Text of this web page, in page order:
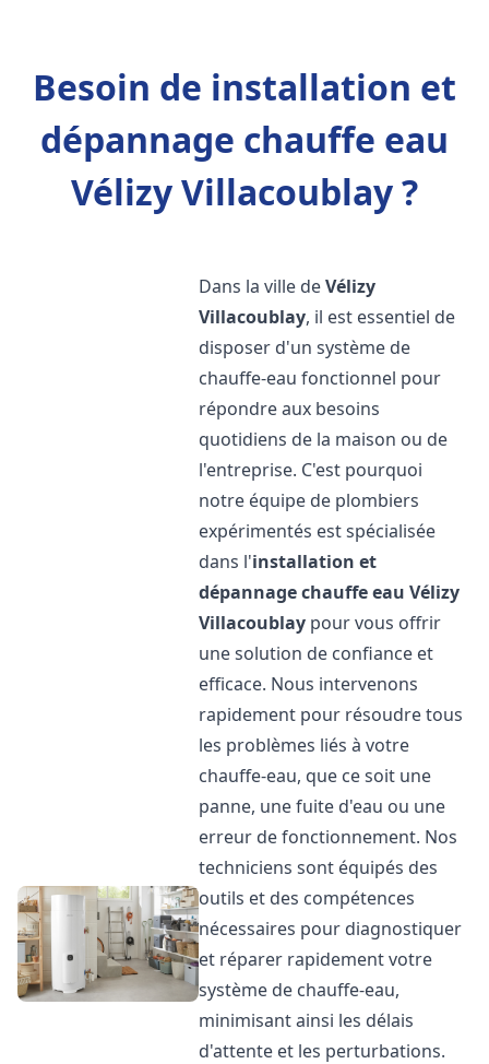
Besoin de installation et
dépannage chauffe eau
Vélizy Villacoublay ?
Dans la ville deVélizy
Villacoublay, il est essentiel de
disposer d'un système de
chauffe-eau fonctionnel pour
répondre aux besoins
quotidiens de la maison ou de
l'entreprise. C'est pourquoi
notre équipe de plombiers
expérimentés est spécialisée
dans l'installation et
dépannage chauffe eau Vélizy
Villacoublay pour vous offrir
une solution de confiance et
efficace. Nous intervenons
rapidement pour résoudre tous
les problèmes liés à votre
chauffe-eau, que ce soit une
panne, une fuite d'eau ou une
erreur de fonctionnement. Nos
techniciens sont équipés des
outils et des compétences
nécessaires pour diagnostiquer
et réparer rapidement votre
système de chauffe-eau,
minimisant ainsi les délais
d'attente et les perturbations.